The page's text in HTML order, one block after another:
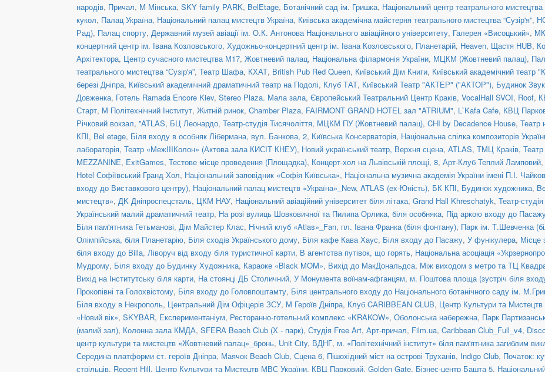
народів, Причал, М Мінська, SKY family PARK, BelEtage, Ботанічний сад ім. Гришка, Національний центр театрального
кукол, Палац Україна, Національний палац мистецтв Україна, Київська академічна майстерня театрального мистецтва “Сузір'я”,
Рад), Палац спорту, Державний музей авіації ім. О.К. Антонова Національного авіаційного університету, Галерея «Висоцький»,
концертний центр ім. Івана Козловського, Художньо-концертний центр ім. Івана Козловського, Планетарій, Heaven, Щастя HUB,
Архітектора, Центр сучасного мистецтва М17, Жовтневий палац, Національна філармонія України, МЦКМ (Жовтневий палац),
театрального мистецтва “Сузір'я”, Театр Шафа, КХАТ, British Pub Red Queen, Київський Дім Книги, Київський академічний театр
березі Дніпра, Київський академічний драматичний театр на Подолі, Клуб ТАТ, Київський Театр "АКТЕР" ("АКТОР"), Будинок
Довженка, Готель Ramada Encore Kiev, Stereo Plaza. Мала зала, Європейський Театральний Центр Краків, VocalHall SVOI, Roof,
Старт, М Політехнічний Інститут, Житній ринок, Chamber Plaza, FAIRMONT GRAND HOTEL зал "ATRIUM", L`Kafa Cafe, КВЦ
Річковий вокзал, ''ATLAS, БЦ Леонардо, Театр-студія Тисячоліття, МЦКМ ПУ (Жовтневий палац), CHI by Decadence House, Театр
КПІ, Bel etage, Біля входу в особняк Лібермана, вул. Банкова, 2, Київська Консерваторія, Національна спілка композиторів
лабораторія, Театр «МежIIIКолон» (Актова зала КИСІТ КНЕУ), Новий український театр, Верхня сцена, ATLAS, ТМЦ Краків, Театр
MEZZANINE, ExitGames, Тестове місце проведення (Площадка), Концерт-хол на Львівській площі, 8, Арт-Клуб Теплий Ламповий,
Hotel Софіївський Гранд Хол, Національний заповідник «Софія Київська», Національна музична академія України імені П.І.
входу до Виставкового центру), Національний палац мистецтв «Україна»_New, ATLAS (ex-Юність), БК КПІ, Будинок художника,
мистецтв», ДK Дніпроспецсталь, ЦКМ НАУ, Національний авіаційний університет біля літака, Grand Hall Khreschatyk, Театр-
Український малий драматичний театр, На розі вулиць Шовковичної та Пилипа Орлика, біля особняка, Під аркою входу до
Біля пам'ятника Гетьманові, Дім Майстер Клас, Нічний клуб «Atlas»_Fan, пл. Івана Франка (біля фонтану), Парк ім. Т.Шевченка
Олімпійська, біля Планетарію, Біля сходів Українського дому, Біля кафе Кава Хаус, Біля входу до Пасажу, У фунікулера, Місце
біля входу до Billa, Ліворуч від входу біля туристичної карти, В агентства путівок, що горять, Національна асоціація
Мудрому, Біля входу до Будинку Художника, Караоке «Black MOM», Вихід до МакДональдса, Між виходом з метро та ТЦ
Вихід на Інститутську біля карти, На стоянці ДБ Столичний, У Монумента воїнам-афганцям, м. Поштова площа (зустріч біля
Прокопівні та Голохвістому, Біля входу до Головпоштамту, Біля центрального входу до Національного ботанічного саду ім.
Біля входу в Некрополь, Центральний Дім Офіцерів ЗСУ, М Героїв Дніпра, Клуб CARIBBEAN CLUB, Центр Культури та
«Новий вік», SKYBAR, Експериментаніум, Ресторанно-готельний комплекс «KRAKOW», Оболонська набережна, Парк
(малий зал), Колонна зала КМДА, SFERA Beach Club (Х - парк), Студія Free Art, Арт-причал, Film.ua, Caribbean Club_Full_v4,
центр культури та мистецтв «Жовтневий палац»_бронь, Unit Сity, ВДНГ, м. «Політехнічний інститут» біля пам'ятника загиблим
Середина платформи ст. героїв Дніпра, Маячок Beach Club, Сцена 6, Пішохідний міст на острові Труханів, Indigo Club, Початок:
стрільців, Regent Hill, Центр Культури та Мистецтв МВС України, КВЦ Парковий, Golden Gate, Бізнес-центр Башта 5,